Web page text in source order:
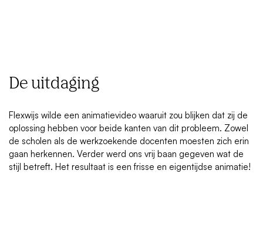
De uitdaging
Flexwijs wilde een animatievideo waaruit zou blijken dat zij de
oplossing hebben voor beide kanten van dit probleem. Zowel
de scholen als de werkzoekende docenten moesten zich erin
gaan herkennen. Verder werd ons vrij baan gegeven wat de
stijl betreft. Het resultaat is een frisse en eigentijdse animatie!